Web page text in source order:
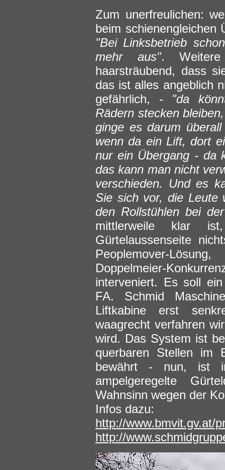
Zum unerfreulichen:
beim schienengleichen
"Bei Linksbetrieb
mehr aus". Weitere
haarsträubend, dass
das ist alles angeblich
gefährlich, - "da
Rädern stecken
ginge es darum
wenn da ein Lift, dort
nur ein Übergang - da
das kann man nicht
verschieden. Und es
Sie sich vor, die Leute
den Rollstühlen bei
mittlerweile klar
Gürtelaussenseite
Peoplemover-
Doppelmeier-
interveniert. Es soll
FA. Schmid
Liftkabine erst
waagrecht verfahren
wird. Das System ist
querbaren Stellen im
bewährt - nun, ist
ampelgeregelte
Wahnsinn wegen der
Infos dazu:
http://www.bmvit.gv.at/
http://